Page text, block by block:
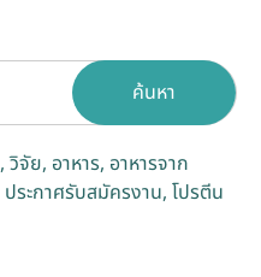
ค้นหา
วิจัย อาหาร อาหารจาก
ประกาศรับสมัครงาน โปรตีน